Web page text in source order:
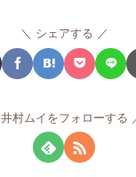
シェアする
井村ムイをフォローする